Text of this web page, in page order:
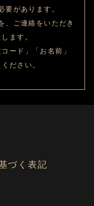
要があります。
、ご連絡をいただき
ます。
ード」「お名前」
ださい。
づく表記